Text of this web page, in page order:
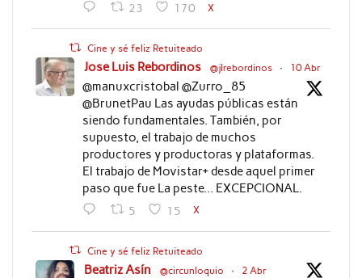
23 170 X
Cine y sé feliz Retuiteado
Jose Luis Rebordinos @jlrebordinos · 10 Abr
@manuxcristobal @Zurro_85
@BrunetPau Las ayudas públicas están
siendo fundamentales. También, por
supuesto, el trabajo de muchos
productores y productoras y plataformas.
El trabajo de Movistar+ desde aquel primer
paso que fue La peste... EXCEPCIONAL.
5 15 X
Cine y sé feliz Retuiteado
Beatriz Asín @circunloquio · 2 Abr